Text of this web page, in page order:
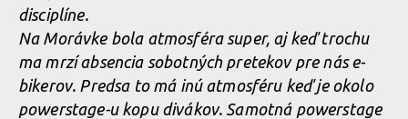
Norco Enduro Race Morávka - Jára Sijka / Enduroserie.cz
Norco Enduro Race Morávka - Jára Sijka / Enduroserie.cz
Norco Enduro Race Morávka - Jára Sijka / Enduroserie.cz
Norco Enduro Race Morávka - Jára Sijka / Enduroserie.cz
disciplíne.
Na Morávke bola atmosféra super, aj keď trochu
ma mrzí absencia sobotných pretekov pre nás e-
bikerov. Predsa to má inú atmosféru keď je okolo
powerstage-u kopu divákov. Samotná powerstage